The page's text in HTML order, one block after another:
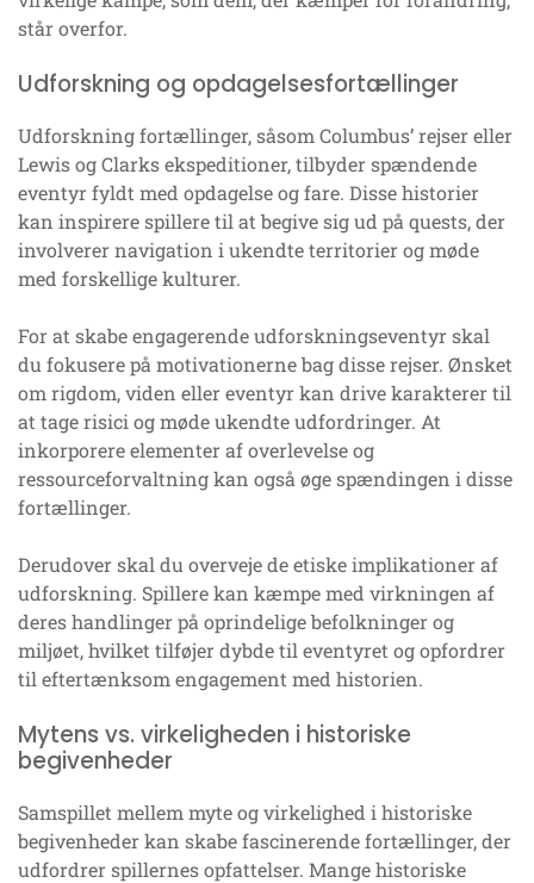
står overfor.
Udforskning og opdagelsesfortællinger
Udforskning fortællinger, såsom Columbus’ rejser eller
Lewis og Clarks ekspeditioner, tilbyder spændende
eventyr fyldt med opdagelse og fare. Disse historier
kan inspirere spillere til at begive sig ud på quests, der
involverer navigation i ukendte territorier og møde
med forskellige kulturer.
For at skabe engagerende udforskningseventyr skal
du fokusere på motivationerne bag disse rejser. Ønsket
om rigdom, viden eller eventyr kan drive karakterer til
at tage risici og møde ukendte udfordringer. At
inkorporere elementer af overlevelse og
ressourceforvaltning kan også øge spændingen i disse
fortællinger.
Derudover skal du overveje de etiske implikationer af
udforskning. Spillere kan kæmpe med virkningen af
deres handlinger på oprindelige befolkninger og
miljøet, hvilket tilføjer dybde til eventyret og opfordrer
til eftertænksom engagement med historien.
Mytens vs. virkeligheden i historiske
begivenheder
Samspillet mellem myte og virkelighed i historiske
begivenheder kan skabe fascinerende fortællinger, der
udfordrer spillernes opfattelser. Mange historiske